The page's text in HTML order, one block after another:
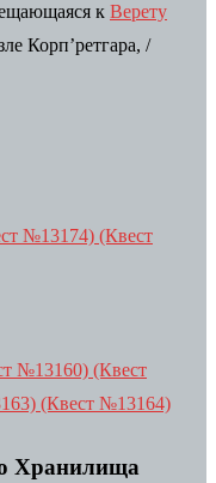
к Верету
Корп’ретгара, /
№13174) (Квест
№13160) (Квест
(Квест №13164)
Хранилища